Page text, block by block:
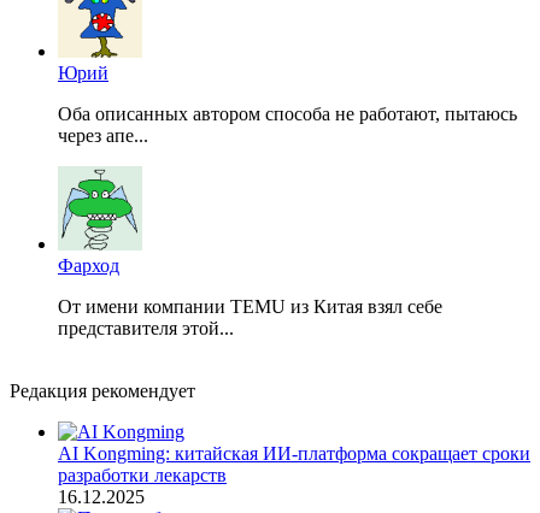
Юрий
Оба описанных автором способа не работают, пытаюсь
через апе...
Фарход
От имени компании TEMU из Китая взял себе
представителя этой...
Редакция рекомендует
AI Kongming: китайская ИИ-платформа сокращает сроки
разработки лекарств
16.12.2025